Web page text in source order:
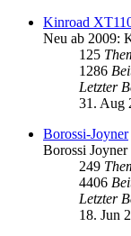
Kinroad
Neu ab 2009:
125
1286
Letzter
31. Aug
Borossi-Joyner
Borossi
249
4406
Letzter
18. Jun